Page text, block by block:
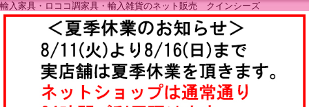
輸入家具・ロココ調家具・輸入雑貨のネット販売 クインシーズ